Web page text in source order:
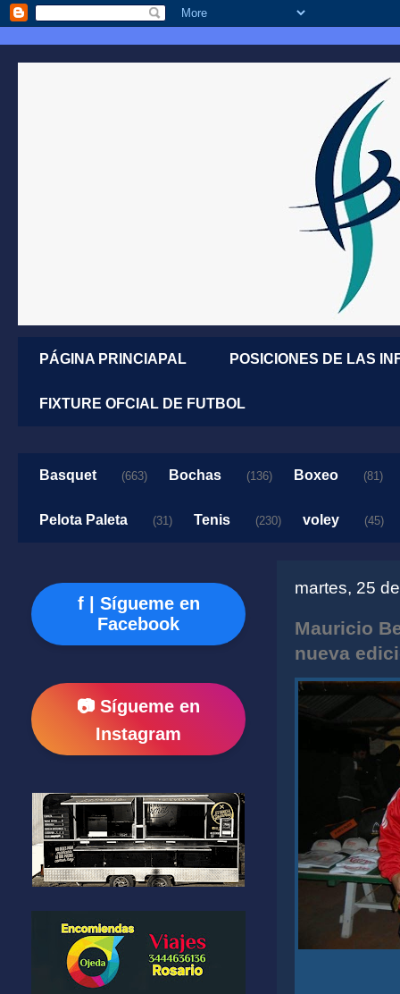
PÁGINA PRINCIAPAL POSICIONES DE LAS
FIXTURE OFCIAL DE FUTBOL
Basquet (663) Bochas (136) Boxeo (81)
Pelota Paleta (31) Tenis (230) voley (45)
martes, 25
Mauricio
nueva
f | Sígueme en
Facebook
📷 Sígueme en
Instagram